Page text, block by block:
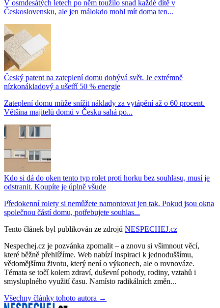
V osmdesátých letech po něm toužilo snad každé dítě v
Československu, ale jen málokdo mohl mít doma ten...
Český patent na zateplení domu dobývá svět. Je extrémně
nízkonákladový a ušetří 50 % energie
Zateplení domu může snížit náklady za vytápění až o 60 procent.
Většina majitelů domů v Česku sahá po...
Kdo si dá do oken tento typ rolet proti horku bez souhlasu, musí je
odstranit. Koupíte je úplně všude
Předokenní rolety si nemůžete namontovat jen tak. Pokud jsou okna
společnou částí domu, potřebujete souhlas...
Tento článek byl publikován ze zdrojů NESPECHEJ.cz
Nespechej.cz je pozvánka zpomalit – a znovu si všimnout věcí,
které běžně přehlížíme. Web nabízí inspiraci k jednoduššímu,
vědomějšímu životu, který není o výkonech, ale o rovnováze.
Témata se točí kolem zdraví, duševní pohody, rodiny, vztahů i
smysluplného využití času. Namísto radikálních změn...
Všechny články tohoto autora →